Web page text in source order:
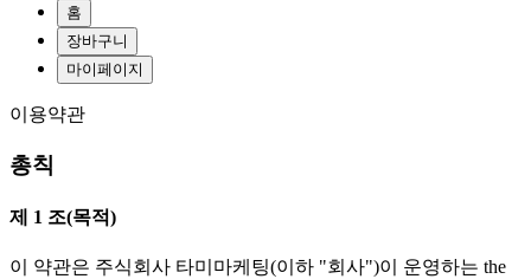
홈
장바구니
마이페이지
이용약관
총칙
제 1 조(목적)
이 약관은 주식회사 타미마케팅(이하 "회사")이 운영하는 the